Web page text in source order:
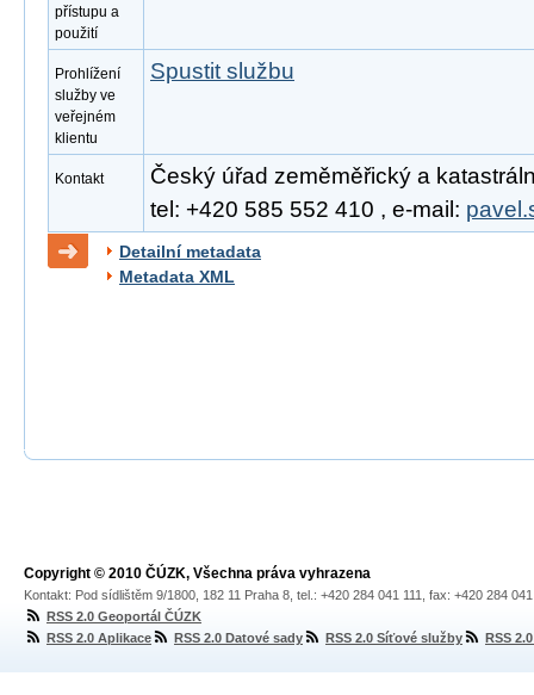
přístupu a
použití
Prohlížení
služby ve
veřejném
klientu
Spustit službu
Kontakt
Český úřad zeměměřický a
tel: +420 585 552 410 , e-mail:
Detailní metadata
Metadata XML
Copyright © 2010 ČÚZK, Všechna práva vyhrazena
Kontakt: Pod sídlištěm 9/1800, 182 11 Praha 8, tel.: +420 284 041 111, fax: +420 284
RSS 2.0 Geoportál ČÚZK
RSS 2.0 Aplikace
RSS 2.0 Datové sady RSS 2.0 Síťové služby RSS